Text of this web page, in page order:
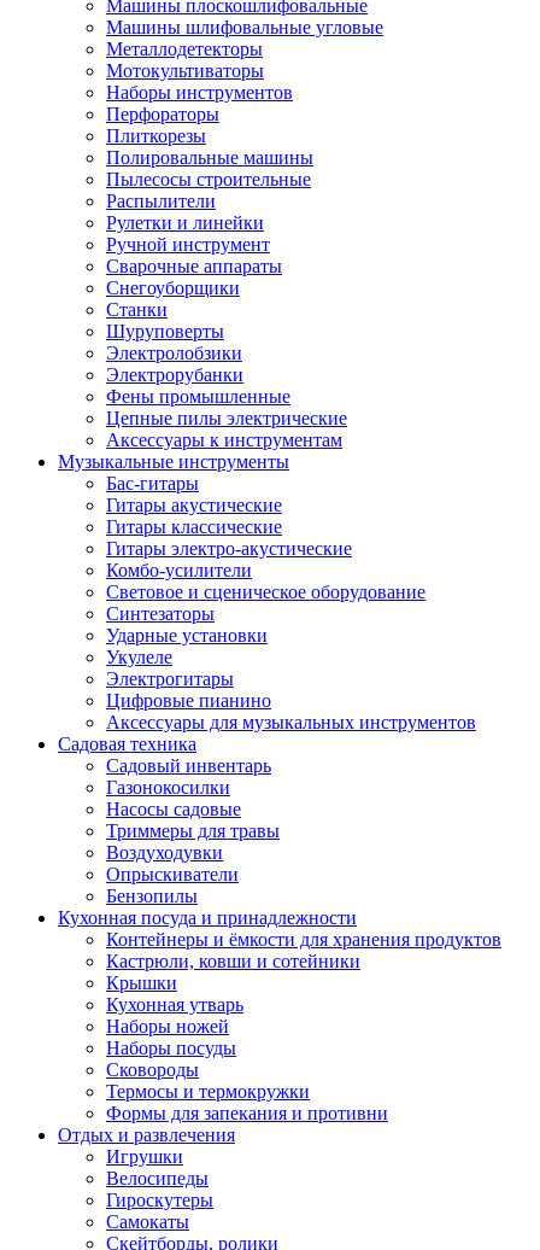
Машины плоскошлифовальные
Машины шлифовальные угловые
Металлодетекторы
Мотокультиваторы
Наборы инструментов
Перфораторы
Плиткорезы
Полировальные машины
Пылесосы строительные
Распылители
Рулетки и линейки
Ручной инструмент
Сварочные аппараты
Снегоуборщики
Станки
Шуруповерты
Электролобзики
Электрорубанки
Фены промышленные
Цепные пилы электрические
Аксессуары к инструментам
Музыкальные инструменты
Бас-гитары
Гитары акустические
Гитары классические
Гитары электро-акустические
Комбо-усилители
Световое и сценическое оборудование
Синтезаторы
Ударные установки
Укулеле
Электрогитары
Цифровые пианино
Аксессуары для музыкальных инструментов
Садовая техника
Садовый инвентарь
Газонокосилки
Насосы садовые
Триммеры для травы
Воздуходувки
Опрыскиватели
Бензопилы
Кухонная посуда и принадлежности
Контейнеры и ёмкости для хранения продуктов
Кастрюли, ковши и сотейники
Крышки
Кухонная утварь
Наборы ножей
Наборы посуды
Сковороды
Термосы и термокружки
Формы для запекания и противни
Отдых и развлечения
Игрушки
Велосипеды
Гироскутеры
Самокаты
Скейтборды, ролики